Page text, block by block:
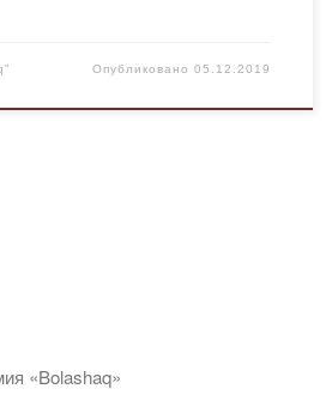
Опубликовано05.12.2019
«Bolashaq»